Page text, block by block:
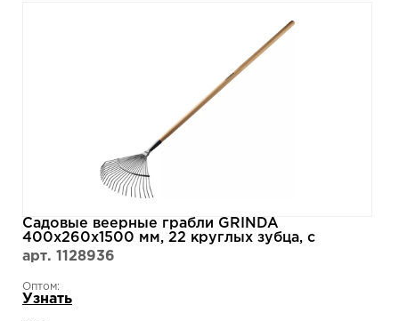
Садовые веерные грабли GRINDA
400х260х1500 мм, 22 круглых зубца, с
деревянным черенком 39591
арт. 1128936
Оптом:
Узнать